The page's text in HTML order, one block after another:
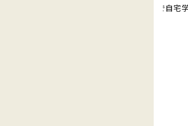
永久無料の映像授業「Try IT」が見放題で自宅